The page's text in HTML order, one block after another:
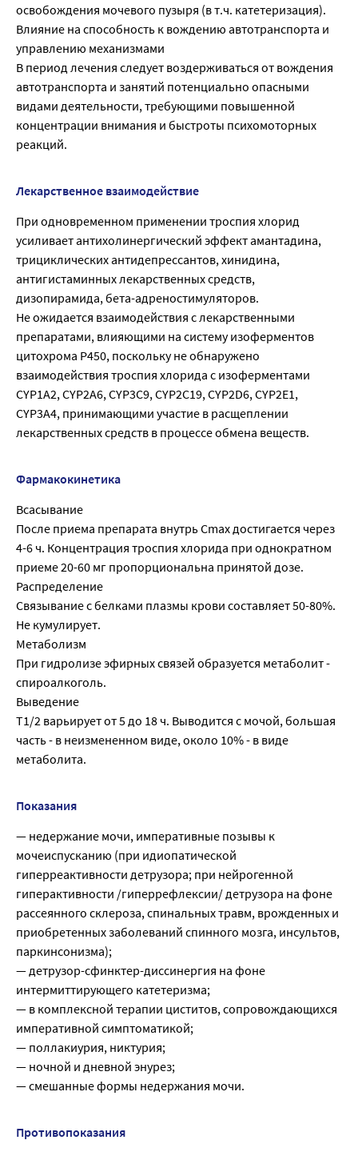
освобождения мочевого пузыря (в т.ч. катетеризация).
Влияние на способность к вождению автотранспорта и
управлению механизмами
В период лечения следует воздерживаться от вождения
автотранспорта и занятий потенциально опасными
видами деятельности, требующими повышенной
концентрации внимания и быстроты психомоторных
реакций.
Лекарственное взаимодействие
При одновременном применении троспия хлорид
усиливает антихолинергический эффект амантадина,
трициклических антидепрессантов, хинидина,
антигистаминных лекарственных средств,
дизопирамида, бета-адреностимуляторов.
Не ожидается взаимодействия с лекарственными
препаратами, влияющими на систему изоферментов
цитохрома Р450, поскольку не обнаружено
взаимодействия троспия хлорида с изоферментами
CYP1A2, CYP2A6, CYP3C9, CYP2C19, CYP2D6, CYP2E1,
CYP3A4, принимающими участие в расщеплении
лекарственных средств в процессе обмена веществ.
Фармакокинетика
Всасывание
После приема препарата внутрь Cmax достигается через
4-6 ч. Концентрация троспия хлорида при однократном
приеме 20-60 мг пропорциональна принятой дозе.
Распределение
Связывание с белками плазмы крови составляет 50-80%.
Не кумулирует.
Метаболизм
При гидролизе эфирных связей образуется метаболит -
спироалкоголь.
Выведение
T1/2 варьирует от 5 до 18 ч. Выводится с мочой, большая
часть - в неизмененном виде, около 10% - в виде
метаболита.
Показания
— недержание мочи, императивные позывы к
мочеиспусканию (при идиопатической
гиперреактивности детрузора; при нейрогенной
гиперактивности /гиперрефлексии/ детрузора на фоне
рассеянного склероза, спинальных травм, врожденных и
приобретенных заболеваний спинного мозга, инсультов,
паркинсонизма);
— детрузор-сфинктер-диссинергия на фоне
интермиттирующего катетеризма;
— в комплексной терапии циститов, сопровождающихся
императивной симптоматикой;
— поллакиурия, никтурия;
— ночной и дневной энурез;
— смешанные формы недержания мочи.
Противопоказания